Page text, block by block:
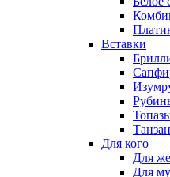
Вставки
Для кого
Для
Для